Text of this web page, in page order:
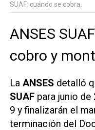
SUAF: cuándo se cobra.
ANSES
cobro y
La ANSES detalló
SUAF para junio
9 y finalizarán el
terminación del